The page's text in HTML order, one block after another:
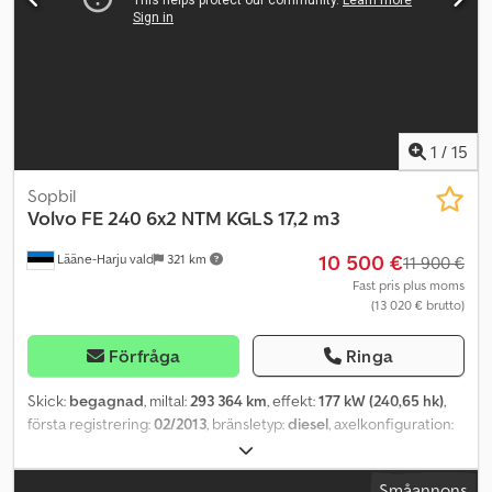
1 / 15
Lääne-Harju vald 321 km
Sopbil
Volvo FE 240 6x2 NTM KGLS 17,2 m3
10 500 €11 900 €
Fast pris plus moms
(13 020 € brutto)
Förfråga Ringa
Skick: begagnad, miltal:293 364 km, effekt:177 kW (240,65 hk),
första registrering:02/2013, bränsletyp:diesel, axelkonfiguration:
diesel
emissionsklass:Euro 5, fjädring:stål-luft, total längd:8 750 mm,